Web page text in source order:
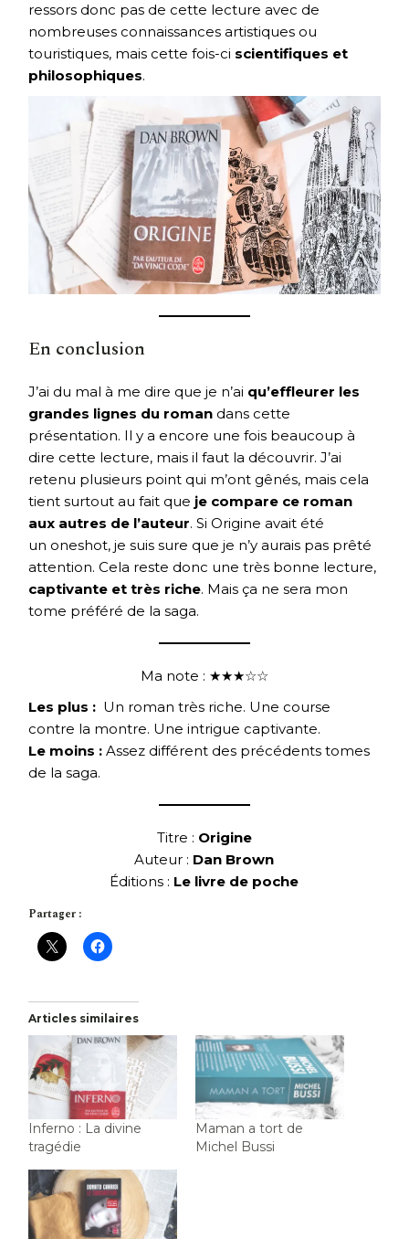
ressors donc pas de cette lecture avec de
nombreuses connaissances artistiques ou
touristiques, mais cette fois-ci scientifiques et
philosophiques.
En conclusion
J’ai du mal à me dire que je n’ai qu’effleurer les
grandes lignes du roman dans cette
présentation. Il y a encore une fois beaucoup à
dire cette lecture, mais il faut la découvrir. J’ai
retenu plusieurs point qui m’ont gênés, mais cela
tient surtout au fait que je compare ce roman
aux autres de l’auteur. Si Origine avait été
un oneshot, je suis sure que je n’y aurais pas prêté
attention. Cela reste donc une très bonne lecture,
captivante et très riche. Mais ça ne sera mon
tome préféré de la saga.
Ma note : ★★★☆☆
Les plus : Un roman très riche. Une course
contre la montre. Une intrigue captivante.
Le moins :Assez différent des précédents tomes
de la saga.
Titre : Origine
Auteur : Dan Brown
Éditions : Le livre de poche
Partager :
Articles similaires
Inferno : La divine
tragédie
Maman a tort de
Michel Bussi